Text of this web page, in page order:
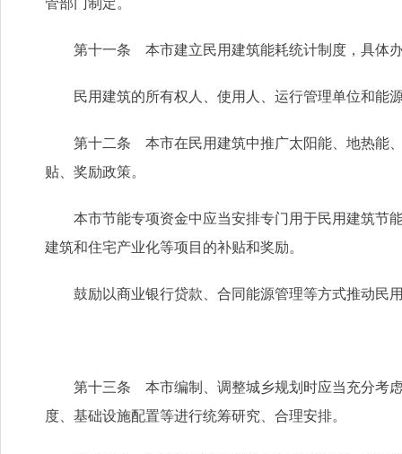
管部门制定。
第十一条 本市建立民用建筑能耗统计制度，具体办
民用建筑的所有权人、使用人、运行管理单位和能源
第十二条 本市在民用建筑中推广太阳能、地热能、
贴、奖励政策。
本市节能专项资金中应当安排专门用于民用建筑节能
建筑和住宅产业化等项目的补贴和奖励。
鼓励以商业银行贷款、合同能源管理等方式推动民
第十三条 本市编制、调整城乡规划时应当充分考虑
度、基础设施配置等进行统筹研究、合理安排。